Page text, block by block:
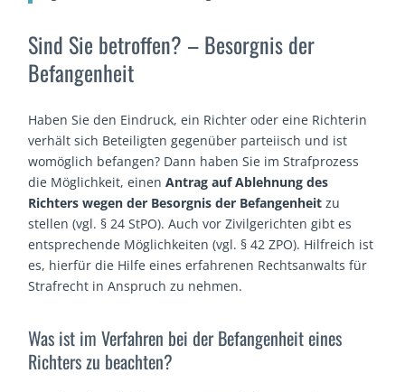
Sind Sie betroffen? – Besorgnis der
Befangenheit
Haben Sie den Eindruck, ein Richter oder eine Richterin
verhält sich Beteiligten gegenüber parteiisch und ist
womöglich befangen? Dann haben Sie im Strafprozess
die Möglichkeit, einenAntrag auf Ablehnung des
Richters wegen der Besorgnis der Befangenheit zu
stellen (vgl. § 24 StPO). Auch vor Zivilgerichten gibt es
entsprechende Möglichkeiten (vgl. § 42 ZPO). Hilfreich ist
es, hierfür die Hilfe eines erfahrenen Rechtsanwalts für
Strafrecht in Anspruch zu nehmen.
Was ist im Verfahren bei der Befangenheit eines
Richters zu beachten?